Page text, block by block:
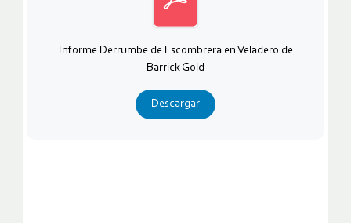
Informe Derrumbe de Escombrera en Veladero de
Barrick Gold
Descargar